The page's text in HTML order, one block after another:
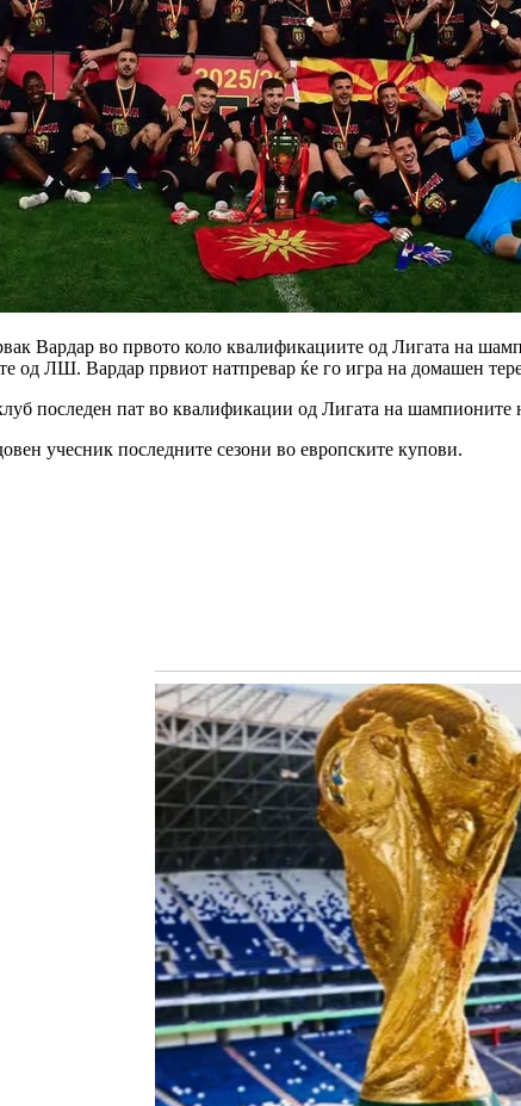
Вардар во првото коло квалификациите од Лигата на
од ЛШ. Вардар првиот натпревар ќе го игра на домашен
последен пат во квалификации од Лигата на шампионите
учесник последните сезони во европските купови.